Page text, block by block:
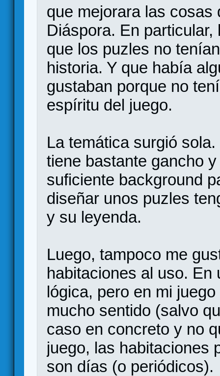
que mejorara las cosas
Diáspora. En
que los puzles no
historia. Y que había
gustaban porque no
espíritu del juego.
La temática surgió
tiene bastante gancho
suficiente background
diseñar unos puzles
y su leyenda.
Luego, tampoco me
habitaciones al uso.
lógica, pero en mi
mucho sentido (salvo
caso en concreto y no
juego, las habitaciones
son días (o periódicos).